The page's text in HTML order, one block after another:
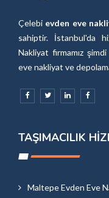
Çelebi evden eve
sahiptir. İstanbul'da
Nakliyat firmamız
eve nakliyat ve
TAŞIMACILIK
Maltepe Evden Eve